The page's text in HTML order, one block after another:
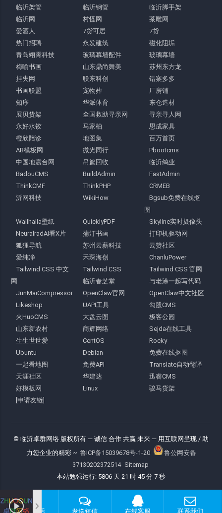
临沂架管
临沂钢管
临沂脚手架
临沂网
村怪网
茶雕网
爱酒人
7货可居
7货
热门招聘
永发建筑
磁化阻垢
青岛翊霄科技
玻璃幕墙配件
玻璃幕墙
梅喻书画
山东鼎尚舞美
苏州东方龙
挂失网
联东科创
错案多多
书画联盟
宠物葬
厂房铺
知序
华派体育
东仓造材
展贝货架
全国救助寻亲网
寻亲寻人网
永好水饺
马家柚
思成家具
橙欣陪诊
地图集
百万首页
AB模板网
微光同行
Pbootcms
中国地震台网
吊篮回收
临沂鸽业
BadouCMS
BuildAdmin
FastAdmin
ThinkCMF
ThinkPHP
CRMEB
沂网科技
WikiHow
Bgsub免费在线抠
图
Wallhalla壁纸
QuicklyPDF
Skyline实时摄像头
NeuralradAI看X片
蒲汀书画
打印机驱动网
狐狸导航
苏州云薪科技
云赞社区
爱纯净
禾琛海创
ChanluPower
Tailwind CSS 中文
网
Tailwind CSS
Tailwind CSS 官网
临沂春芝堂
与老涂一起写代码
JunMaiCompressor
OpenClaw官网
OpenClaw中文社区
Likeshop
UAPI工具
勾股CMS
火HuoCMS
大盘云图
极客公园
山东新农村
商辉网络
Sejda在线工具
生生世世爱
CentOS
Rocky
Ubuntu
Debian
免费在线抠图
一起看地图
免费API
Translate自动翻译
天涯社区
华建达
迅睿CMS
好模板网
Linux
骏马货架
[申请友链]
© 临沂卓群网络 版权所有 — 诚信 合作 共赢 未来 — 用互联网呈现 / 助
力您企业的精彩 ~ 鲁ICP备15039678号-1-20
鲁公网安备
37130202372514 Sitemap
本站勉强运行: 5806 天 21 时 45 分 8 秒
拨打电话 发送短信 在线客服 联系我们